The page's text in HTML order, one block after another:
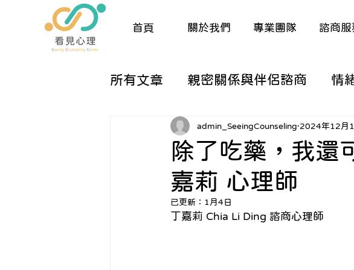
首頁 關於我們 專業團隊 諮商服
所有文章 親密關係與伴侶諮商 情
兒童與親職諮商 生涯/職涯議題
催眠與夢工作 人際議題
關於諮商的那些大小事 從諮商看
除了吃藥，我還
嘉莉 心理師
admin_SeeingCounseling 2024年12月
已更新： 1月4日
丁嘉莉 Chia Li Ding 諮商心理師